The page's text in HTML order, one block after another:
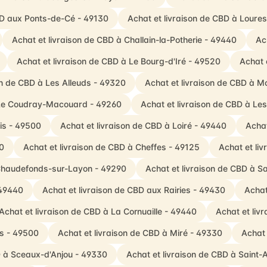
aux Ponts-de-Cé - 49130 Achat et livraison de CBD à
Achat et livraison de CBD à Challain-la-Potherie - 49440
Achat et livraison de CBD à Le Bourg-d'Iré - 49520 Achat
de CBD à Les Alleuds - 49320 Achat et livraison de CBD à
Coudray-Macouard - 49260 Achat et livraison de CBD à
- 49500 Achat et livraison de CBD à Loiré - 49440
Achat et livraison de CBD à Cheffes - 49125 Achat et
sur-Layon - 49290 Achat et livraison de CBD à
Achat et livraison de CBD aux Rairies - 49430
et livraison de CBD à La Cornuaille - 49440 Achat et
- 49500 Achat et livraison de CBD à Miré - 49330 Achat
Sceaux-d'Anjou - 49330 Achat et livraison de CBD à Saint-